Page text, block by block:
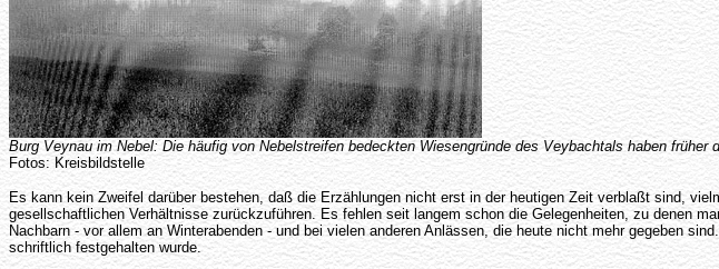
Burg Veynau im Nebel: Die häufig von Nebelstreifen bedeckten Wiesengründe des Veybachtals haben
Fotos: Kreisbildstelle
Es kann kein Zweifel darüber bestehen, daß die Erzählungen nicht erst in der heutigen Zeit verblaßt sind,
gesellschaftlichen Verhältnisse zurückzuführen. Es fehlen seit langem schon die Gelegenheiten, zu denen
Nachbarn - vor allem an Winterabenden - und bei vielen anderen Anlässen, die heute nicht mehr gegeben
schriftlich festgehalten wurde.